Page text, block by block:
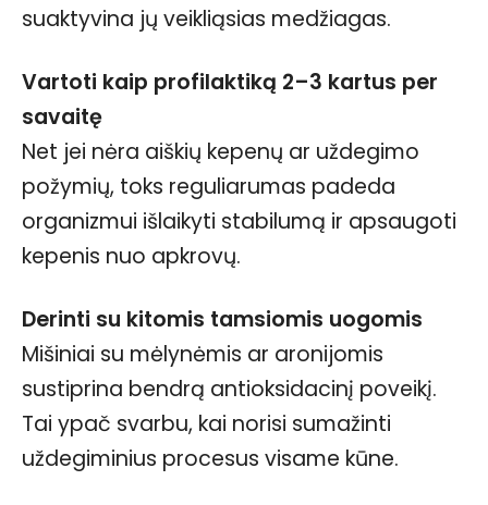
suaktyvina jų veikliąsias medžiagas.
Vartoti kaip profilaktiką 2–3 kartus per
savaitę
Net jei nėra aiškių kepenų ar uždegimo
požymių, toks reguliarumas padeda
organizmui išlaikyti stabilumą ir apsaugoti
kepenis nuo apkrovų.
Derinti su kitomis tamsiomis uogomis
Mišiniai su mėlynėmis ar aronijomis
sustiprina bendrą antioksidacinį poveikį.
Tai ypač svarbu, kai norisi sumažinti
uždegiminius procesus visame kūne.